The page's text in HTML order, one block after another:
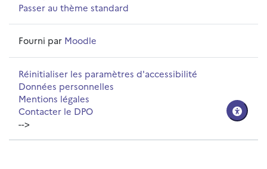
Passer au thème standard
Fourni par Moodle
Réinitialiser les paramètres d'accessibilité
Données personnelles
Mentions légales
Contacter le DPO
-->